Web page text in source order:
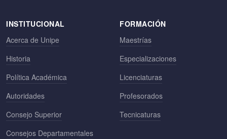
INSTITUCIONAL
Acerca de Unipe
Historia
Política Académica
Autoridades
Consejo Superior
Consejos Departamentales
FORMACIÓN
Maestrías
Especializaciones
Licenciaturas
Profesorados
Tecnicaturas